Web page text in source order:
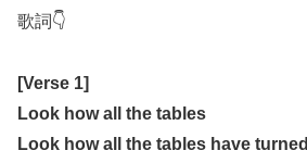
歌詞👇
[Verse 1]
Look how all the tables
Look how all the tables have turned